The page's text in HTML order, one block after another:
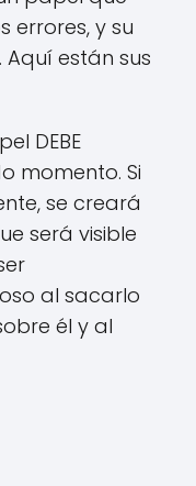
errores, y su
están sus
DEBE
momento. Si
se creará
será visible
al sacarlo
él y al